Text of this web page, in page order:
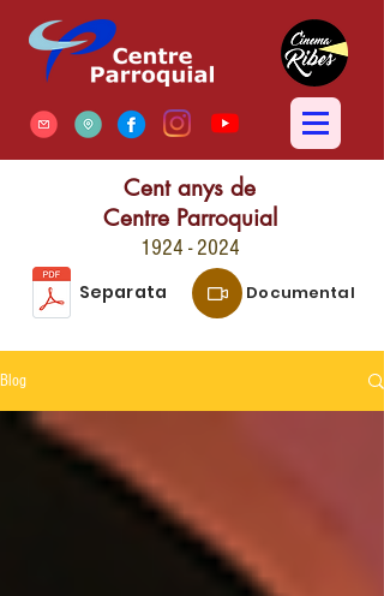
Cent anys de
Centre Parroquial
1924 - 2024
Separata Documental
Blog